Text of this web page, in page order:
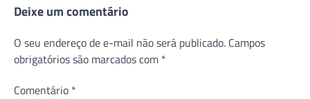
Deixe um comentário
O seu endereço de e-mail não será publicado. Campos
obrigatórios são marcados com *
Comentário *